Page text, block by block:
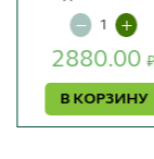
2880.00
В КОРЗИНУ